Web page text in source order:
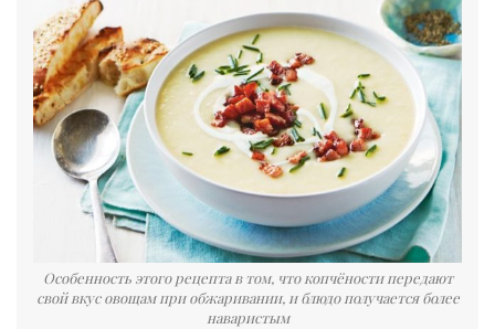
Особенность этого рецепта в том, что копчёности передают
свой вкус овощам при обжаривании, и блюдо получается более
наваристым